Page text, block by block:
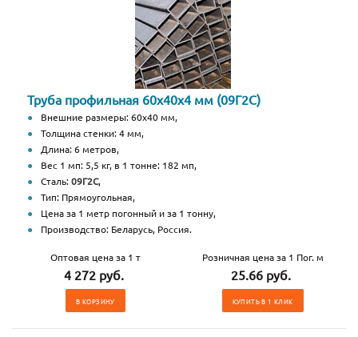
Труба профильная 60х40х4 мм (09Г2С)
Внешние размеры: 60х40 мм,
Толщина стенки: 4 мм,
Длина: 6 метров,
Вес 1 мп: 5,5 кг, в 1 тонне: 182 мп,
Сталь:09Г2С,
Тип: Прямоугольная,
Цена за 1 метр погонный и за 1 тонну,
Производство: Беларусь, Россия.
Оптовая цена за 1 т
4 272 руб.
В КОРЗИНУ
Розничная цена за 1 Пог. м
25.66 руб.
КУПИТЬ В 1 КЛИК